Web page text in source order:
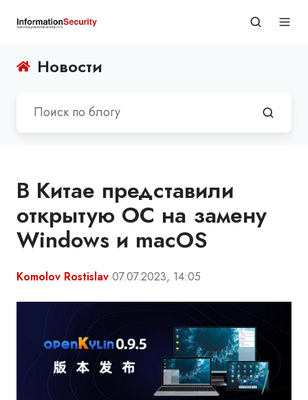
Новости
В Китае представили
открытую ОС на замену
Windows и macOS
Komolov Rostislav 07.07.2023, 14:05